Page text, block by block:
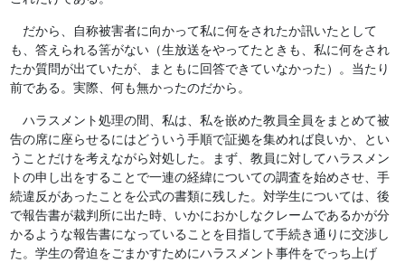
だから、自称被害者に向かって私に何をされたか訊いたとして
も、答えられる筈がない（生放送をやってたときも、私に何をされ
たか質問が出ていたが、まともに回答できていなかった）。当たり
前である。実際、何も無かったのだから。
ハラスメント処理の間、私は、私を嵌めた教員全員をまとめて被
告の席に座らせるにはどういう手順で証拠を集めれば良いか、とい
うことだけを考えながら対処した。まず、教員に対してハラスメン
トの申し出をすることで一連の経緯についての調査を始めさせ、手
続違反があったことを公式の書類に残した。対学生については、後
で報告書が裁判所に出た時、いかにおかしなクレームであるかが分
かるような報告書になっていることを目指して手続き通りに交渉し
た。学生の脅迫をごまかすためにハラスメント事件をでっち上げ